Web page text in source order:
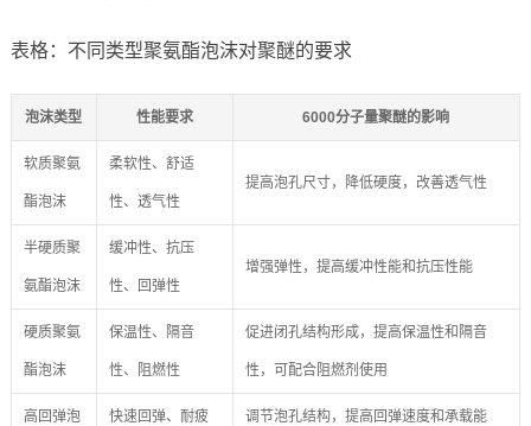
表格：不同类型聚氨酯泡沫对聚醚的要求
泡沫类型 性能要求 6000分子量聚醚的影响
软质聚氨
酯泡沫
柔软性、舒适
性、透气性
提高泡孔尺寸，降低硬度，改善透气性
半硬质聚
氨酯泡沫
缓冲性、抗压
性、回弹性
增强弹性，提高缓冲性能和抗压性能
硬质聚氨
酯泡沫
保温性、隔音
性、阻燃性
促进闭孔结构形成，提高保温性和隔音
性，可配合阻燃剂使用
高回弹泡 快速回弹、耐疲 调节泡孔结构，提高回弹速度和承载能